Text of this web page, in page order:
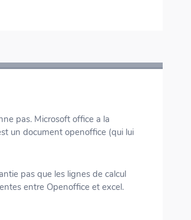
pas. Microsoft office a la
un document openoffice (qui lui
pas que les lignes de calcul
entre Openoffice et excel.